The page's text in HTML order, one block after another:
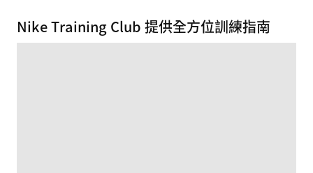
Nike Training Club 提供全方位訓練指南